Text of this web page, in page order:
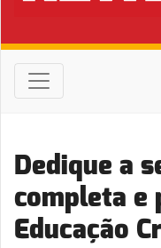
Dedique a
completa e
Educação